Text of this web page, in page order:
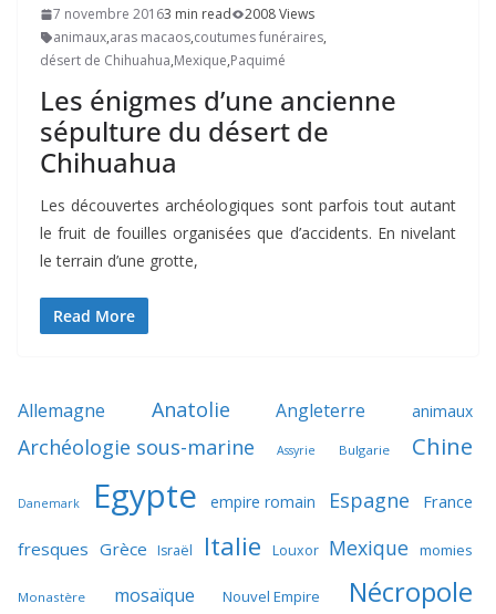
7 novembre 20163 min read
2008 Views
animaux,aras macaos,coutumes funéraires,
désert de Chihuahua,Mexique,Paquimé
Les énigmes d’une ancienne
sépulture du désert de
Chihuahua
Les découvertes archéologiques sont parfois tout autant
le fruit de fouilles organisées que d’accidents. En nivelant
le terrain d’une grotte,
Read More
Allemagne Anatolie Angleterre animaux
Archéologie sous-marine Assyrie Bulgarie Chine
Danemark Egypte empire romain Espagne France
fresques Grèce Israël Italie Louxor Mexique momies
Monastère mosaïque Nouvel Empire Nécropole